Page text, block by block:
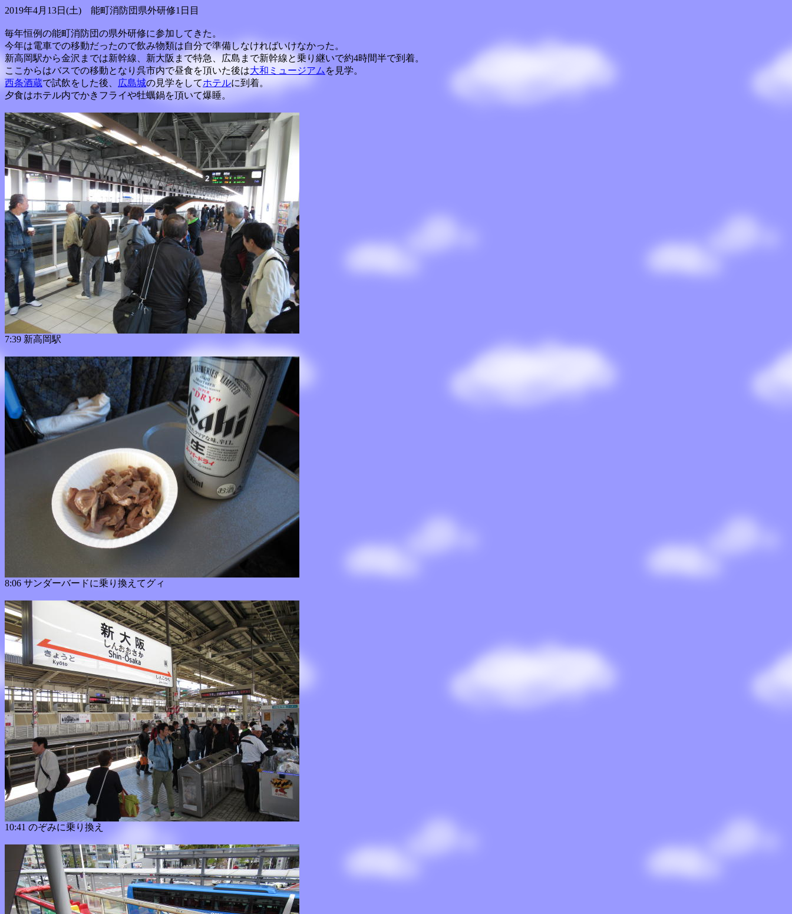
2019年4月13日(土) 能町消防団県外研修1日目
毎年恒例の能町消防団の県外研修に参加してきた。
今年は電車での移動だったので飲み物類は自分で準備しなければいけなかった。
新高岡駅から金沢までは新幹線、新大阪まで特急、広島まで新幹線と乗り継いで約4時間半で到着。
ここからはバスでの移動となり呉市内で昼食を頂いた後は大和ミュージアム を見学。
西条酒蔵で試飲をした後、 広島城の見学をしてホテルに到着。
夕食はホテル内でかきフライや牡蠣鍋を頂いて爆睡。
7:39 新高岡駅
8:06 サンダーバードに乗り換えてグィ
10:41 のぞみに乗り換え